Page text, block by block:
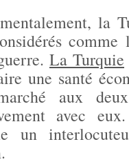
la
La Turquie
une santé
aux
avec
un